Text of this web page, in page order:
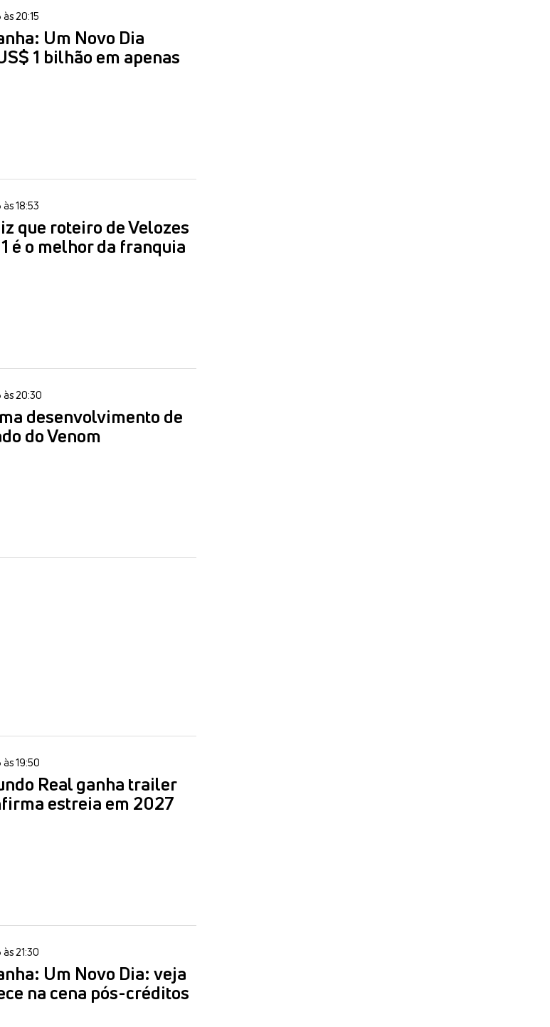
20:15
Um Novo Dia
1 bilhão em apenas
18:53
que roteiro de Velozes
é o melhor da franquia
20:30
desenvolvimento de
do Venom
19:50
Real ganha trailer
estreia em 2027
21:30
Um Novo Dia: veja
na cena pós-créditos